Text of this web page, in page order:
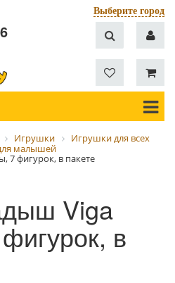
Выберите город
Игрушки
Игрушки для всех
малышей
7 фигурок, в пакете
Viga
в